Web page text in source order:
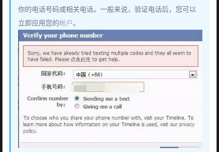
你的电话号码或相关电话。一般来说，验证电话后，您可以
立即应用您的帐户。